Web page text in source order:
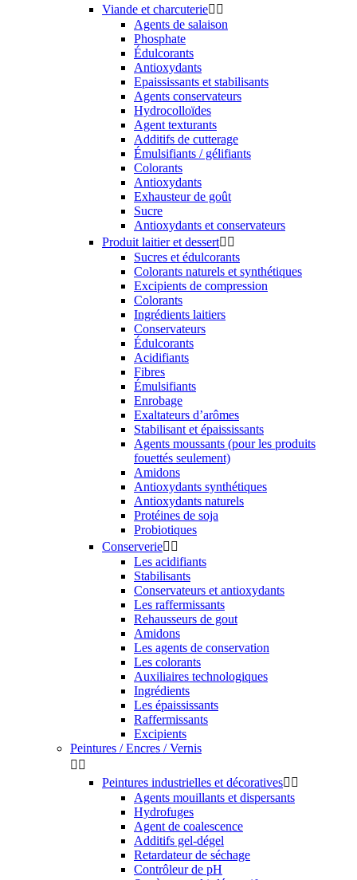
Viande et charcuterie 
Agents de salaison
Phosphate
Édulcorants
Antioxydants
Epaississants et stabilisants
Agents conservateurs
Hydrocolloïdes
Agent texturants
Additifs de cutterage
Émulsifiants / gélifiants
Colorants
Antioxydants
Exhausteur de goût
Sucre
Antioxydants et conservateurs
Produit laitier et dessert 
Sucres et édulcorants
Colorants naturels et synthétiques
Excipients de compression
Colorants
Ingrédients laitiers
Conservateurs
Édulcorants
Acidifiants
Fibres
Émulsifiants
Enrobage
Exaltateurs d’arômes
Stabilisant et épaississants
Agents moussants (pour les produits
fouettés seulement)
Amidons
Antioxydants synthétiques
Antioxydants naturels
Protéines de soja
Probiotiques
Conserverie 
Les acidifiants
Stabilisants
Conservateurs et antioxydants
Les raffermissants
Rehausseurs de gout
Amidons
Les agents de conservation
Les colorants
Auxiliaires technologiques
Ingrédients
Les épaississants
Raffermissants
Excipients
Peintures / Encres / Vernis
 
Peintures industrielles et décoratives 
Agents mouillants et dispersants
Hydrofuges
Agent de coalescence
Additifs gel-dégel
Retardateur de séchage
Contrôleur de pH